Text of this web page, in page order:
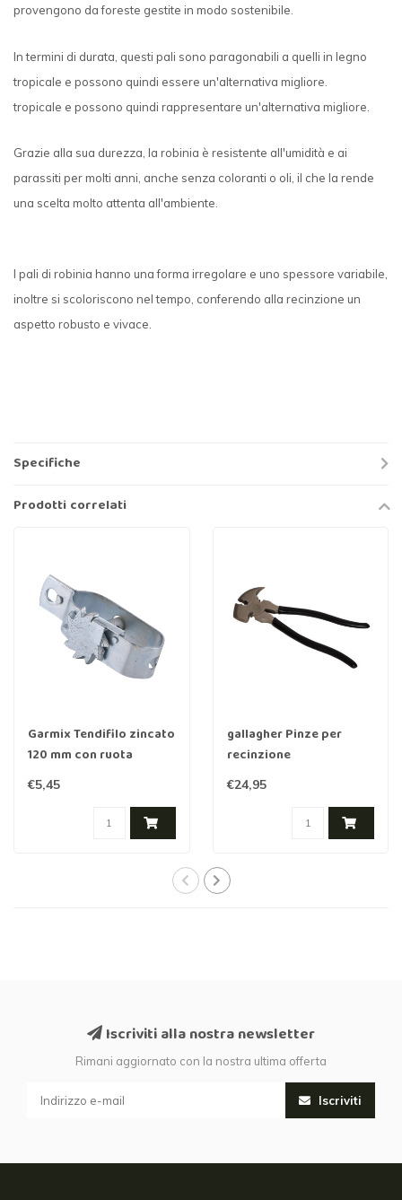
provengono da foreste gestite in modo sostenibile.
In termini di durata, questi pali sono paragonabili a quelli in legno
tropicale e possono quindi essere un'alternativa migliore.
tropicale e possono quindi rappresentare un'alternativa migliore.
Grazie alla sua durezza, la robinia è resistente all'umidità e ai
parassiti per molti anni, anche senza coloranti o oli, il che la rende
una scelta molto attenta all'ambiente.
I pali di robinia hanno una forma irregolare e uno spessore variabile,
inoltre si scoloriscono nel tempo, conferendo alla recinzione un
aspetto robusto e vivace.
Specifiche
Prodotti correlati
Garmix Tendifilo zincato
120 mm con ruota
dentata
€5,45
gallagher Pinze per
recinzione
€24,95
Iscriviti alla nostra newsletter
Rimani aggiornato con la nostra ultima offerta
Iscriviti